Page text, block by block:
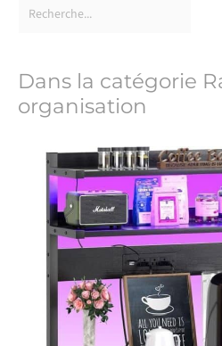
Dans la catégorie
organisation